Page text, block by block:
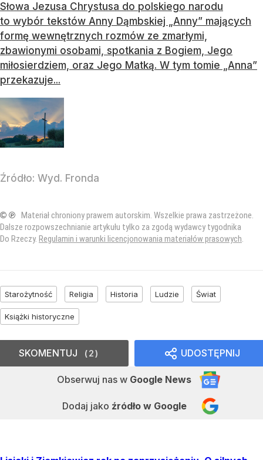
Słowa Jezusa Chrystusa do polskiego narodu
to wybór tekstów Anny Dąmbskiej „Anny” mających
formę wewnętrznych rozmów ze zmarłymi,
zbawionymi osobami, spotkania z Bogiem, Jego
miłosierdziem, oraz Jego Matką. W tym tomie „Anna”
przekazuje...
Źródło: Wyd. Fronda
© ℗
Materiał chroniony prawem autorskim. Wszelkie prawa zastrzeżone.
Dalsze rozpowszechnianie artykułu tylko za zgodą wydawcy tygodnika
Do Rzeczy. Regulamin i warunki licencjonowania materiałów prasowych.
Starożytność Religia Historia Ludzie Świat
Książki historyczne
UDOSTĘPNIJ
Obserwuj nas w Google News
Dodaj jako źródło w Google
SKOMENTUJ 2